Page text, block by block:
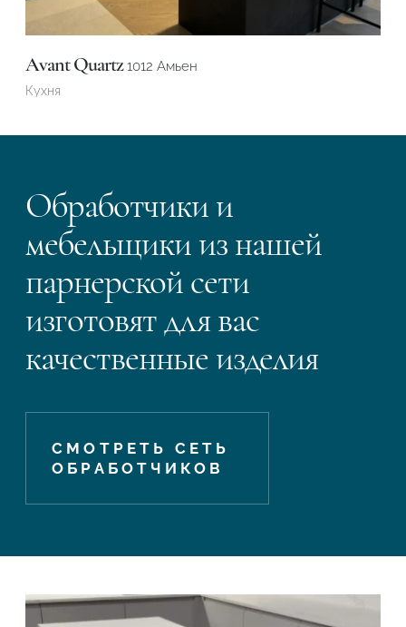
Avant Quartz1012 Амьен
Кухня
Обработчики и
мебельщики из нашей
парнерской сети
изготовят для вас
качественные изделия
СМОТРЕТЬ СЕТЬ
ОБРАБОТЧИКОВ